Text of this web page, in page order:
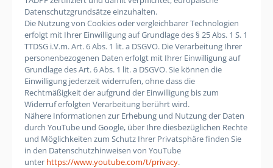
Datenschutzgrundsätze einzuhalten.
Die Nutzung von Cookies oder vergleichbarer Technologien
erfolgt mit Ihrer Einwilligung auf Grundlage des § 25 Abs. 1 S. 1
TTDSG i.V.m. Art. 6 Abs. 1 lit. a DSGVO. Die Verarbeitung Ihrer
personenbezogenen Daten erfolgt mit Ihrer Einwilligung auf
Grundlage des Art. 6 Abs. 1 lit. a DSGVO. Sie können die
Einwilligung jederzeit widerrufen, ohne dass die
Rechtmäßigkeit der aufgrund der Einwilligung bis zum
Widerruf erfolgten Verarbeitung berührt wird.
Nähere Informationen zur Erhebung und Nutzung der Daten
durch YouTube und Google, über Ihre diesbezüglichen Rechte
und Möglichkeiten zum Schutz Ihrer Privatsphäre finden Sie
in den Datenschutzhinweisen von YouTube
unter https://www.youtube.com/t/privacy.